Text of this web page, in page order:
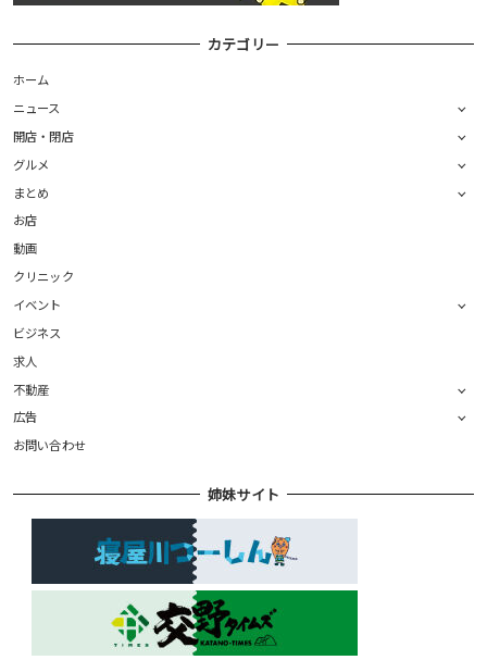
カテゴリー
ホーム
ニュース
開店・閉店
グルメ
まとめ
お店
動画
クリニック
イベント
ビジネス
求人
不動産
広告
お問い合わせ
姉妹サイト